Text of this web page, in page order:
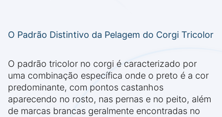
O Padrão Distintivo da Pelagem do Corgi Tricolor
O padrão tricolor no corgi é caracterizado por
uma combinação específica onde o preto é a cor
predominante, com pontos castanhos
aparecendo no rosto, nas pernas e no peito, além
de marcas brancas geralmente encontradas no